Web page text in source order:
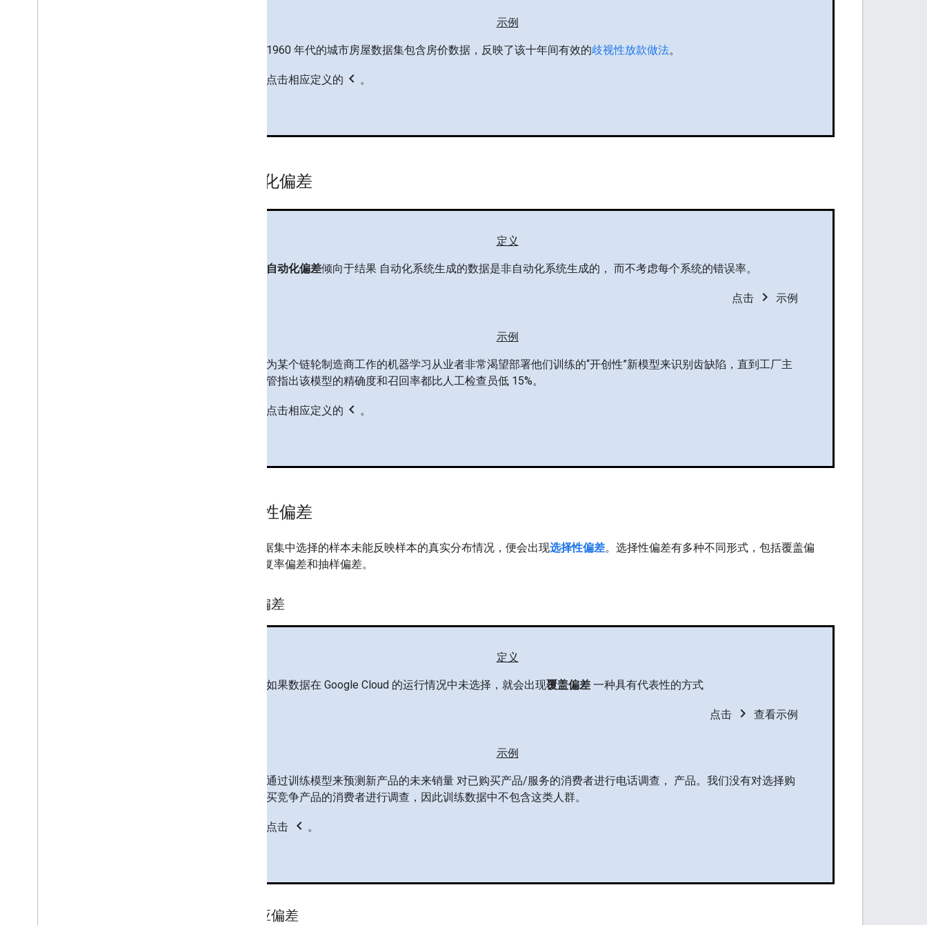
示例
1960 年代的城市房屋数据集包含房价数据，反映了该十年间有效的歧视性放款做法。
点击相应定义的 chevron_left 。
自动化偏差
定义
自动化偏差倾向于结果 自动化系统生成的数据是非自动化系统生成的， 而不考虑每个系统的错误率。
点击 chevron_right 示例
示例
为某个链轮制造商工作的机器学习从业者非常渴望部署他们训练的“开创性”新模型来识别齿缺陷，直到工厂主
管指出该模型的精确度和召回率都比人工检查员低 15%。
点击相应定义的 chevron_left 。
选择性偏差
如果数据集中选择的样本未能反映样本的真实分布情况，便会出现选择性偏差。选择性偏差有多种不同形式，包括覆盖偏
差、回复率偏差和抽样偏差。
覆盖偏差
定义
如果数据在 Google Cloud 的运行情况中未选择，就会出现覆盖偏差 一种具有代表性的方式
点击 chevron_right 查看示例
示例
通过训练模型来预测新产品的未来销量 对已购买产品/服务的消费者进行电话调查， 产品。我们没有对选择购
买竞争产品的消费者进行调查，因此训练数据中不包含这类人群。
点击 chevron_left 。
无反应偏差